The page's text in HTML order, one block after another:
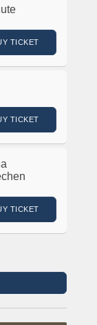
TICKET
TICKET
TICKET